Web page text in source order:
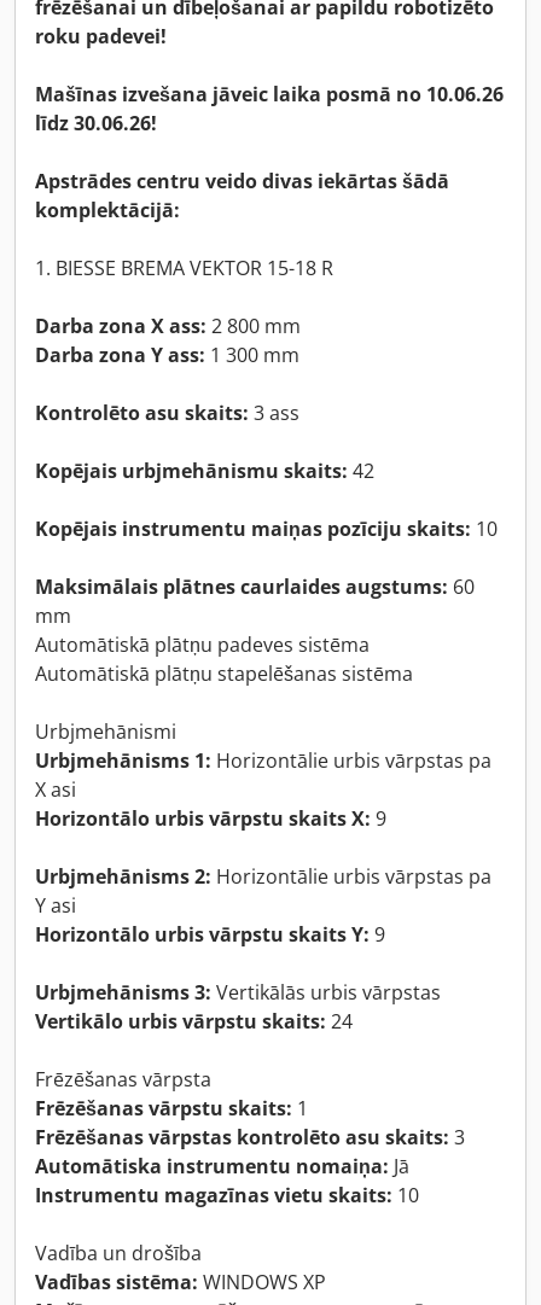
frēzēšanai un dībeļošanai ar papildu robotizēto
roku padevei!
Mašīnas izvešana jāveic laika posmā no 10.06.26
līdz 30.06.26!
Apstrādes centru veido divas iekārtas šādā
komplektācijā:
1. BIESSE BREMA VEKTOR 15-18 R
Darba zona X ass: 2 800 mm
Darba zona Y ass: 1 300 mm
Kontrolēto asu skaits: 3 ass
Kopējais urbjmehānismu skaits: 42
Kopējais instrumentu maiņas pozīciju skaits: 10
Maksimālais plātnes caurlaides augstums: 60
mm
Automātiskā plātņu padeves sistēma
Automātiskā plātņu stapelēšanas sistēma
Urbjmehānismi
Urbjmehānisms 1: Horizontālie urbis vārpstas pa
X asi
Horizontālo urbis vārpstu skaits X: 9
Urbjmehānisms 2: Horizontālie urbis vārpstas pa
Y asi
Horizontālo urbis vārpstu skaits Y: 9
Urbjmehānisms 3: Vertikālās urbis vārpstas
Vertikālo urbis vārpstu skaits: 24
Frēzēšanas vārpsta
Frēzēšanas vārpstu skaits: 1
Frēzēšanas vārpstas kontrolēto asu skaits: 3
Automātiska instrumentu nomaiņa: Jā
Instrumentu magazīnas vietu skaits: 10
Vadība un drošība
Vadības sistēma: WINDOWS XP